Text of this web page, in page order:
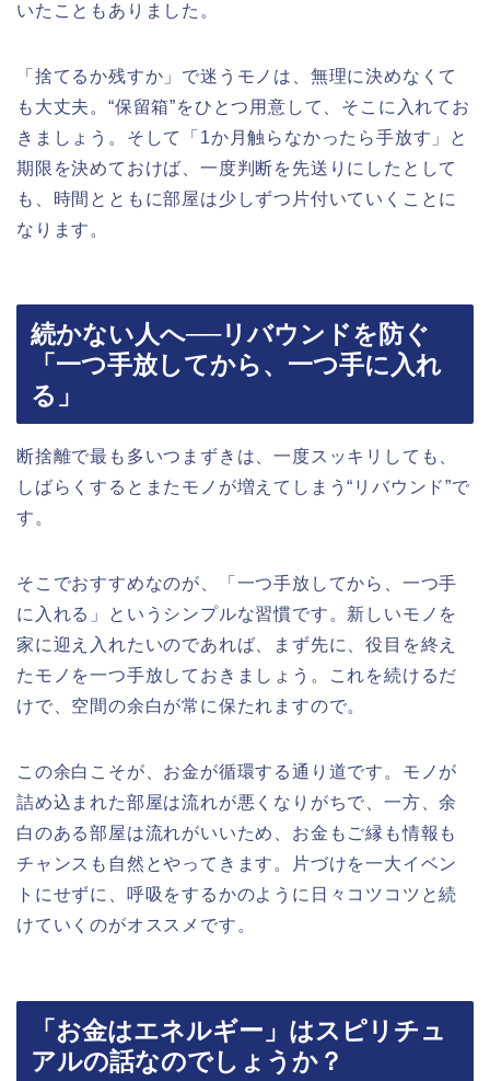
いたこともありました。
「捨てるか残すか」で迷うモノは、無理に決めなくて
も大丈夫。“保留箱”をひとつ用意して、そこに入れてお
きましょう。そして「1か月触らなかったら手放す」と
期限を決めておけば、一度判断を先送りにしたとして
も、時間とともに部屋は少しずつ片付いていくことに
なります。
続かない人へ──リバウンドを防ぐ
「一つ手放してから、一つ手に入れ
る」
断捨離で最も多いつまずきは、一度スッキリしても、
しばらくするとまたモノが増えてしまう“リバウンド”で
す。
そこでおすすめなのが、「一つ手放してから、一つ手
に入れる」というシンプルな習慣です。新しいモノを
家に迎え入れたいのであれば、まず先に、役目を終え
たモノを一つ手放しておきましょう。これを続けるだ
けで、空間の余白が常に保たれますので。
この余白こそが、お金が循環する通り道です。モノが
詰め込まれた部屋は流れが悪くなりがちで、一方、余
白のある部屋は流れがいいため、お金もご縁も情報も
チャンスも自然とやってきます。片づけを一大イベン
トにせずに、呼吸をするかのように日々コツコツと続
けていくのがオススメです。
「お金はエネルギー」はスピリチュ
アルの話なのでしょうか？